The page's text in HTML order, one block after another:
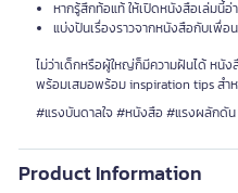
หากรู้สึกท้อแท้ ให้เปิดหนังสือเล่มนี้
แบ่งปันเรื่องราวจากหนังสือกับเพื่อ
ไม่ว่าเด็กหรือผู้ใหญ่ก็มีความฝันได้ หนัง
พร้อมเสมอพร้อม inspiration tips สำ
#แรงบันดาลใจ #หนังสือ #แรงผลักดัน
Product Information